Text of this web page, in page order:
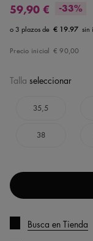
59,90 €
-33%
€ 19.97
Precio inicial € 90,00
Talla seleccionar
35,5
38
Busca en Tienda